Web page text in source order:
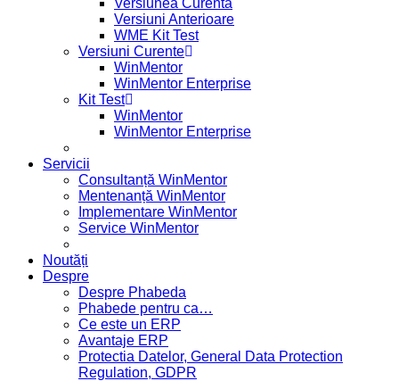
Versiunea Curentă
Versiuni Anterioare
WME Kit Test
Versiuni Curente
WinMentor
WinMentor Enterprise
Kit Test
WinMentor
WinMentor Enterprise
Servicii
Consultanță WinMentor
Mentenanță WinMentor
Implementare WinMentor
Service WinMentor
Noutăți
Despre
Despre Phabeda
Phabede pentru ca…
Ce este un ERP
Avantaje ERP
Protectia Datelor, General Data Protection
Regulation, GDPR